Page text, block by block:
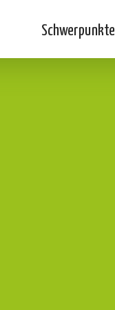
Schwerpunkte